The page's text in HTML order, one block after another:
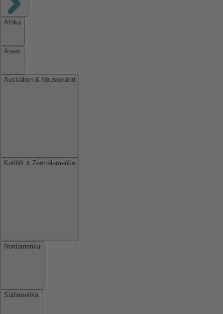
Afrika
Asien
Australien & Neuseeland
Karibik & Zentralamerika
Nordamerika
Südamerika